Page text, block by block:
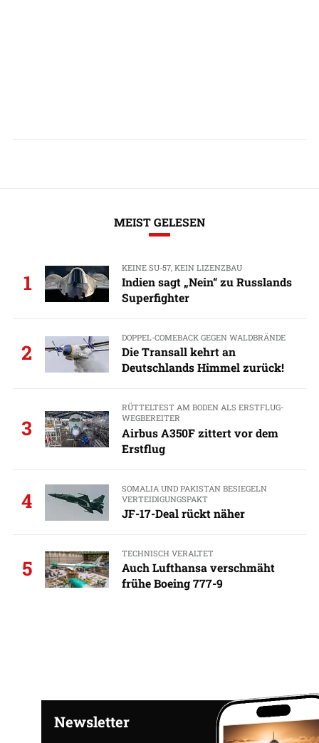
MEIST GELESEN
1
KEINE SU-57, KEIN LIZENZBAU
Indien sagt „Nein“ zu Russlands
Superfighter
2
DOPPEL-COMEBACK GEGEN WALDBRÄNDE
Die Transall kehrt an
Deutschlands Himmel zurück!
3
RÜTTELTEST AM BODEN ALS ERSTFLUG-
WEGBEREITER
Airbus A350F zittert vor dem
Erstflug
4
SOMALIA UND PAKISTAN BESIEGELN
VERTEIDIGUNGSPAKT
JF-17-Deal rückt näher
5
TECHNISCH VERALTET
Auch Lufthansa verschmäht
frühe Boeing 777-9
Newsletter